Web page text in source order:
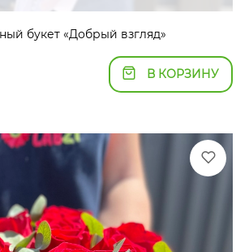
букет «Добрый взгляд»
В КОРЗИНУ